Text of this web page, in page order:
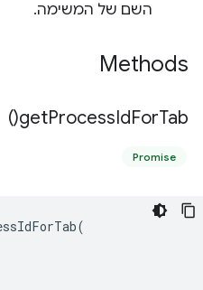
השם של המשימה.
Methods
getProcessIdForTab(
)
Promise
(